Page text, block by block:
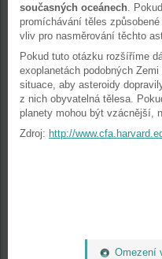
Omezení
současných oceánech.
promíchávání těles
vliv pro nasměrování těchto
Pokud tuto otázku rozšíříme
exoplanetách podobných
situace, aby asteroidy
z nich obyvatelná tělesa.
planety mohou být vzácnější,
Zdroj: http://